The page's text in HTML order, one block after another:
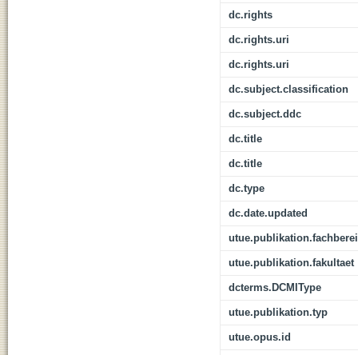
dc.rights
dc.rights.uri
dc.rights.uri
dc.subject.classification
dc.subject.ddc
dc.title
dc.title
dc.type
dc.date.updated
utue.publikation.fakultaet
dcterms.DCMIType
utue.publikation.typ
utue.opus.id